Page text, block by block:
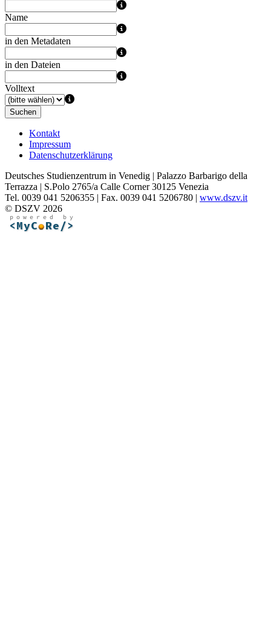
Name
in den Metadaten
in den Dateien
Volltext
Suchen
Kontakt
Impressum
Datenschutzerklärung
Deutsches Studienzentrum in Venedig | Palazzo Barbarigo della
Terrazza | S.Polo 2765/a Calle Corner 30125 Venezia
Tel. 0039 041 5206355 | Fax. 0039 041 5206780 | www.dszv.it
© DSZV 2026